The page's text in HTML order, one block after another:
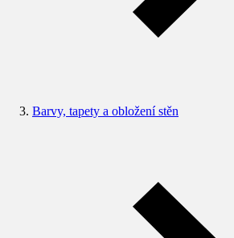
Barvy, tapety a obložení stěn